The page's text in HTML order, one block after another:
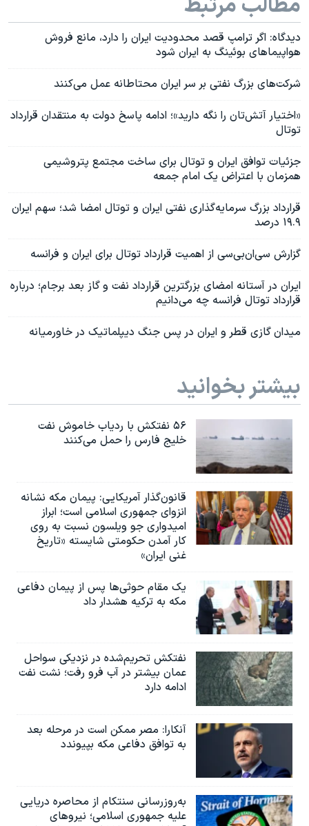
دیدگاه: اگر ترامپ قصد محدودیت ایران را دارد، مانع فروش
هواپیماهای بوئینگ به ایران شود
شرکت‌های بزرگ نفتی بر سر ایران محتاطانه عمل می‌کنند
«اختیار آتش‌تان را نگه دارید»؛ ادامه پاسخ دولت به منتقدان قرارداد
توتال
جزئیات توافق ایران و توتال برای ساخت مجتمع پتروشیمی
همزمان با اعتراض یک امام جمعه
قرارداد بزرگ سرمایه‌گذاری نفتی ایران و توتال امضا شد؛ سهم ایران
۱۹.۹ درصد
گزارش سی‌ان‌بی‌سی از اهمیت قرارداد توتال برای ایران و فرانسه
ایران در آستانه امضای بزرگترین قرارداد نفت و گاز بعد برجام؛ درباره
قرارداد توتال فرانسه چه می‌دانیم
میدان گازی قطر و ایران در پس جنگ دیپلماتیک در خاورمیانه
بیشتر بخوانید
۵۶ نفتکش با ردیاب خاموش نفت
خلیج فارس را حمل می‌کنند
قانون‌گذار آمریکایی: پیمان مکه نشانه
انزوای جمهوری اسلامی است؛ ابراز
امیدواری جو ویلسون نسبت به روی
کار آمدن حکومتی شایسته «تاریخ
غنی ایران»
یک مقام حوثی‌ها پس از پیمان دفاعی
مکه به ترکیه هشدار داد
نفتکش تحریم‌شده در نزدیکی سواحل
عمان بیشتر در آب فرو رفت؛ نشت نفت
ادامه دارد
آنکارا: مصر ممکن است در مرحله بعد
به توافق دفاعی مکه بپیوندد
به‌روزرسانی سنتکام از محاصره دریایی
علیه جمهوری اسلامی؛ نیروهای